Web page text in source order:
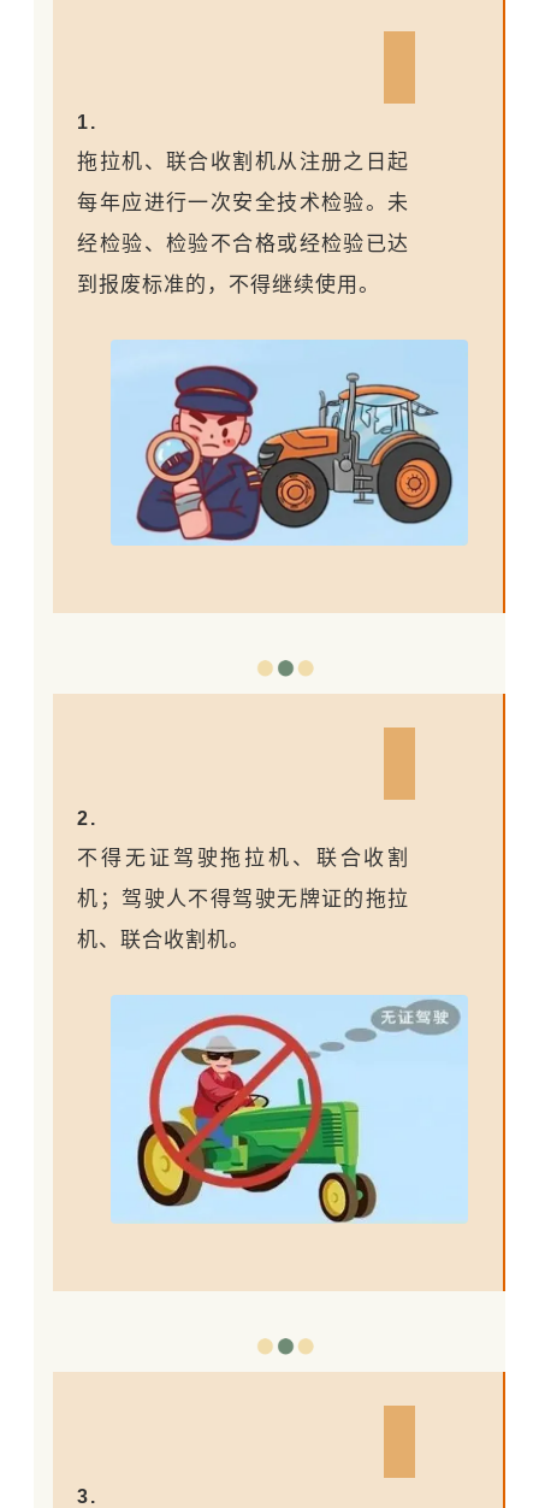
1.
拖拉机、联合收割机从注册之日起
每年应进行一次安全技术检验。未
经检验、检验不合格或经检验已达
到报废标准的，不得继续使用。
2.
不得无证驾驶拖拉机、联合收割
机；驾驶人不得驾驶无牌证的拖拉
机、联合收割机。
3.